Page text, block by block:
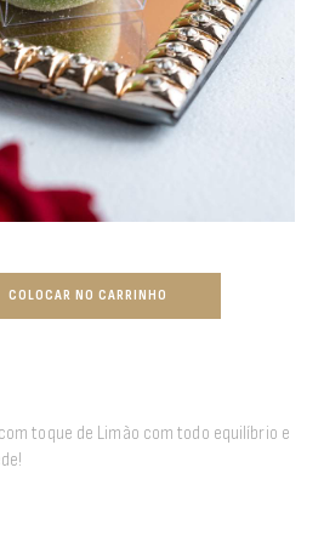
COLOCAR NO CARRINHO
toque de Limão com todo equilíbrio e